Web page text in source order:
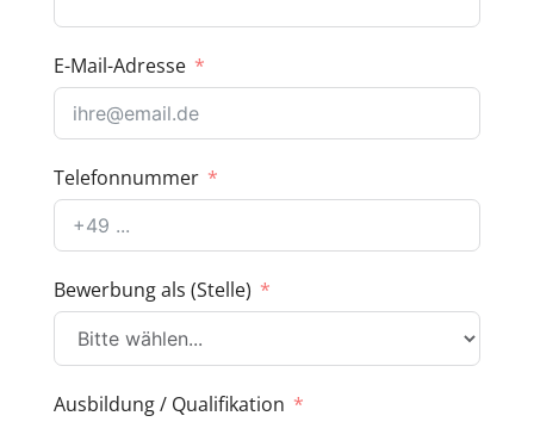
E-Mail-Adresse
Telefonnummer
Bewerbung als (Stelle)
Ausbildung / Qualifikation